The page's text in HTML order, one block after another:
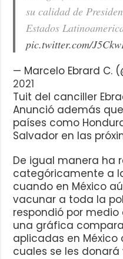
su calidad de
Estados
pic.twitter.com/
— Marcelo Ebrard C.
2021
Tuit del canciller
Anunció además
países como
Salvador en las
De igual manera ha
categóricamente a
cuando en México
vacunar a toda la
respondió por
una gráfica
aplicadas en México
cuales se les donará